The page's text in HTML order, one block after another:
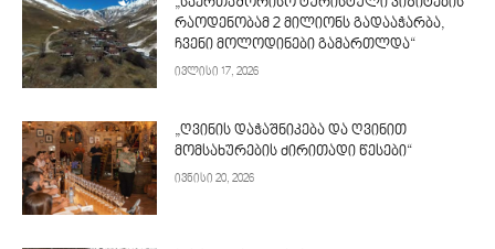
„საერთაშორისო ტურისტული ვიზიტების
რაოდენობამ 2 მილიონს გადააჭარბა,
ჩვენი მოლოდინები გამართლდა“
ივლისი 17, 2026
„ღვინის დაჭაშნიკება და ღვინით
მომსახურების ძირითადი წესები“
ივნისი 20, 2026